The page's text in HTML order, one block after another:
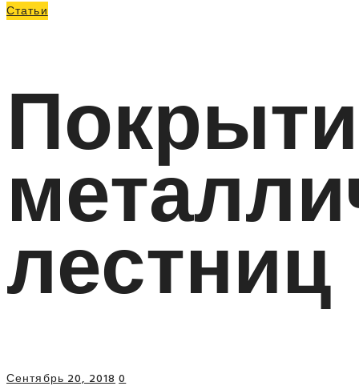
Статьи
лестниц
Сентябрь 20, 20180